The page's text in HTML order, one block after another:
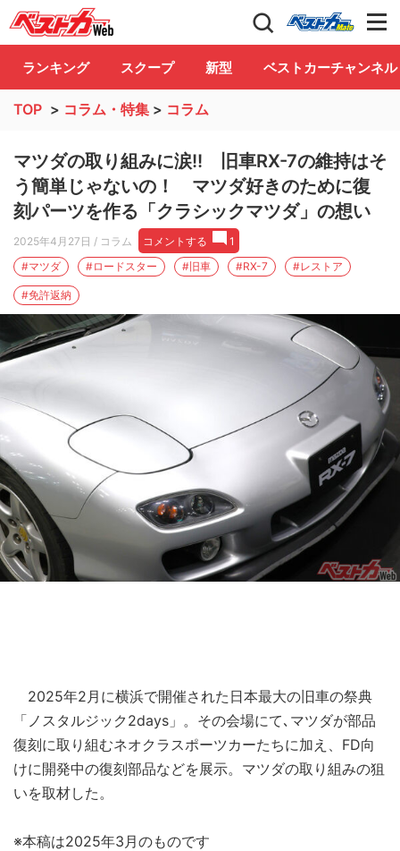
自動車情報誌「ベストカー」 Club
ランキング スクープ 新型 ベストカーチャンネル
TOP > コラム・特集 > コラム
マツダの取り組みに涙!! 旧車RX-7の維持はそ
う簡単じゃないの！ マツダ好きのために復
刻パーツを作る「クラシックマツダ」の想い
2025年4月27日 / コラム コメントする
1
#マツダ
#ロードスター #旧車 #RX-7 #レストア
#免許返納
2025年2月に横浜で開催された日本最大の旧車の祭典
「ノスタルジック2days」。その会場にて､マツダが部品
復刻に取り組むネオクラスポーツカーたちに加え、FD向
けに開発中の復刻部品などを展示。マツダの取り組みの狙
いを取材した。
※本稿は2025年3月のものです